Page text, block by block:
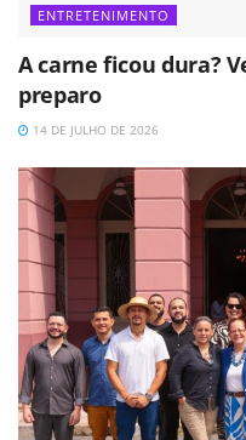
ENTRETENIMENTO
A carne ficou dura?
preparo
14 DE JULHO DE 2026